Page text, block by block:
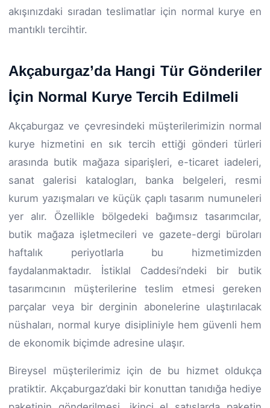
akışınızdaki sıradan teslimatlar için normal kurye en
mantıklı tercihtir.
Akçaburgaz’da Hangi Tür Gönderiler
İçin Normal Kurye Tercih Edilmeli
Akçaburgaz ve çevresindeki müşterilerimizin normal
kurye hizmetini en sık tercih ettiği gönderi türleri
arasında butik mağaza siparişleri, e-ticaret iadeleri,
sanat galerisi katalogları, banka belgeleri, resmi
kurum yazışmaları ve küçük çaplı tasarım numuneleri
yer alır. Özellikle bölgedeki bağımsız tasarımcılar,
butik mağaza işletmecileri ve gazete-dergi büroları
haftalık periyotlarla bu hizmetimizden
faydalanmaktadır. İstiklal Caddesi’ndeki bir butik
tasarımcının müşterilerine teslim etmesi gereken
parçalar veya bir derginin abonelerine ulaştırılacak
nüshaları, normal kurye disipliniyle hem güvenli hem
de ekonomik biçimde adresine ulaşır.
Bireysel müşterilerimiz için de bu hizmet oldukça
pratiktir. Akçaburgaz’daki bir konuttan tanıdığa hediye